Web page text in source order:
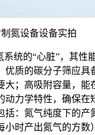
氮设备设备实拍
系统的“心脏”，其性
优质的碳分子筛应具
大；高吸附容量，能
动力学特性，确保在
括：氮气纯度下的产
小时产出氮气的方数